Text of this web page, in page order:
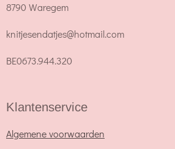
8790 Waregem
knitjesendatjes@hotmail.com
BE0673.944.320
Klantenservice
Algemene voorwaarden